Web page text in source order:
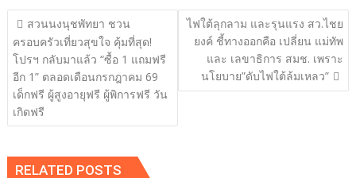
แนะแนว
เรื่อง
สวนนงนุชพัทยา ชวน
ครอบครัวเที่ยวสุขใจ คุ้มที่สุด!
โปรฯ กลับมาแล้ว “ซื้อ 1 แถมฟรี
อีก 1” ตลอดเดือนกรกฎาคม 69
เด็กฟรี ผู้สูงอายุฟรี ผู้พิการฟรี วัน
เกิดฟรี
ไฟใต้ลุกลาม และรุนแรง สว.ไชย
ยงค์ ชี้ทางออกคือ เปลี่ยน แม่ทัพ
และ เลขาธิการ สมช. เพราะ
นโยบาย”ดับไฟใต้ล้มเหลว”
RELATED POSTS